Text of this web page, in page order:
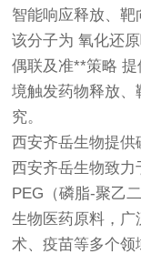
智能响应释放、靶
该分子为 氧化还
偶联及准**策略
境触发药物释放
究。
西安齐岳生物提供
西安齐岳生物致
PEG（磷脂-聚乙
生物医药原料，
术、疫苗等多个领